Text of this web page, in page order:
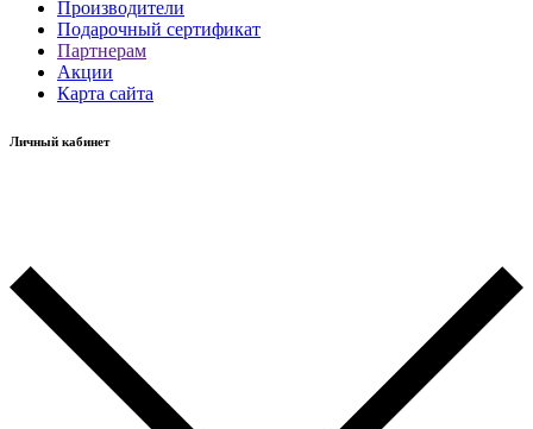
Производители
Подарочный сертификат
Партнерам
Акции
Карта сайта
Личный кабинет